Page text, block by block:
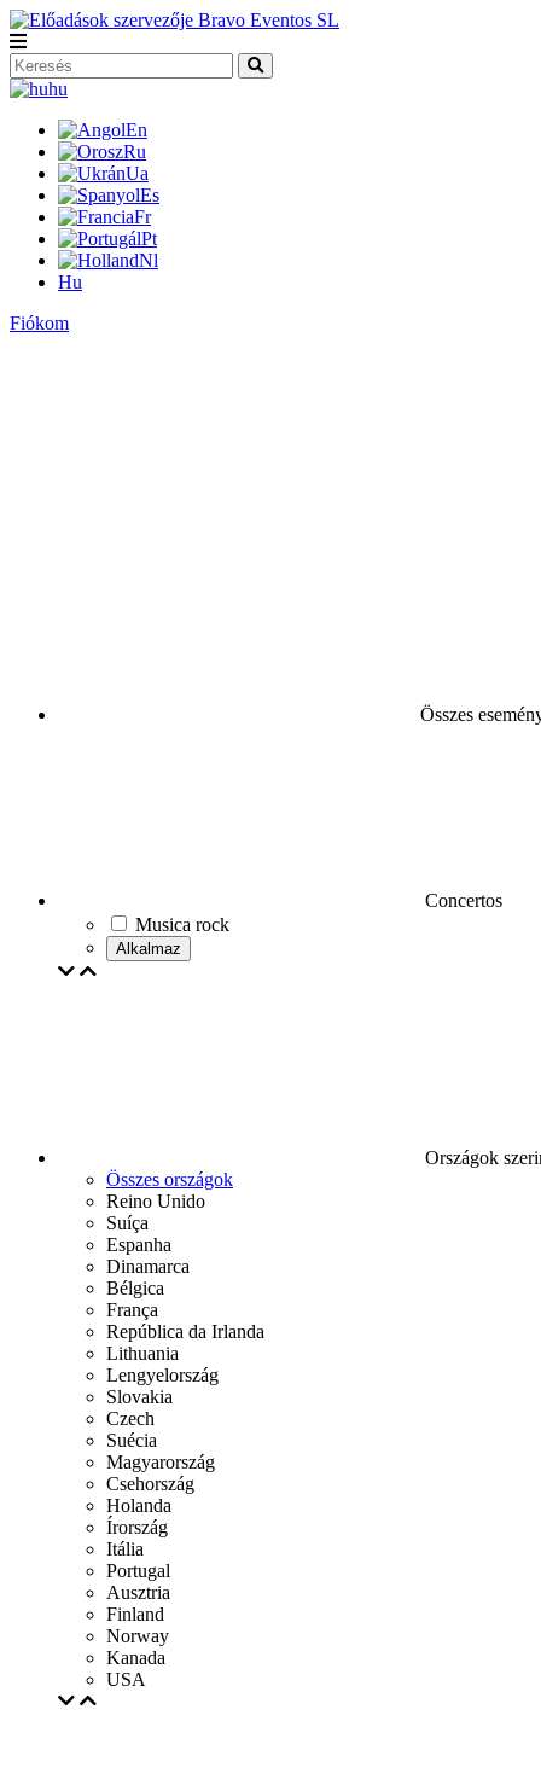
hu
En
Ru
Ua
Es
Fr
Pt
Nl
Hu
Fiókom
Összes
Concertos
Musica rock
Alkalmaz
Országok
Összes országok
Reino Unido
Suíça
Espanha
Dinamarca
Bélgica
França
República da Irlanda
Lithuania
Lengyelország
Slovakia
Czech
Suécia
Magyarország
Csehország
Holanda
Írország
Itália
Portugal
Ausztria
Finland
Norway
Kanada
USA